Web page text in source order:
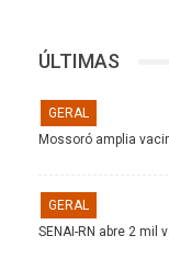
ÚLTIMAS
GERAL
Mossoró amplia
GERAL
SENAI-RN abre 2